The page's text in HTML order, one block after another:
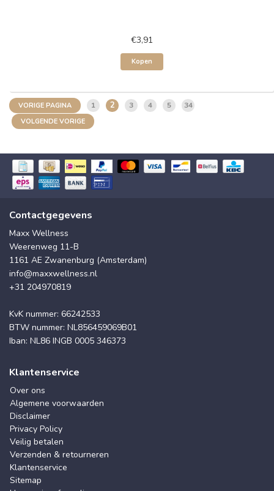
€3,91
Kopen
VORIGE PAGINA 1 2 3 4 5 34
VOLGENDE VORIGE
Contactgegevens
Maxx Wellness
Weerenweg 11-B
1161 AE Zwanenburg (Amsterdam)
info@maxxwellness.nl
+31 204970819
KvK nummer: 66242533
BTW nummer: NL856459069B01
Iban: NL86 INGB 0005 346373
Klantenservice
Over ons
Algemene voorwaarden
Disclaimer
Privacy Policy
Veilig betalen
Verzenden & retourneren
Klantenservice
Sitemap